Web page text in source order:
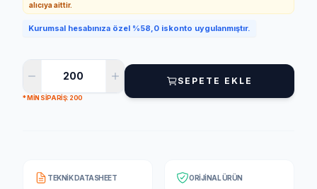
alıcıya aittir.
Kurumsal hesabınıza özel %58,0 iskonto uygulanmıştır.
* MIN SIPARIŞ: 200
SEPETE EKLE
TEKNIK DATASHEET ORIJINAL ÜRÜN